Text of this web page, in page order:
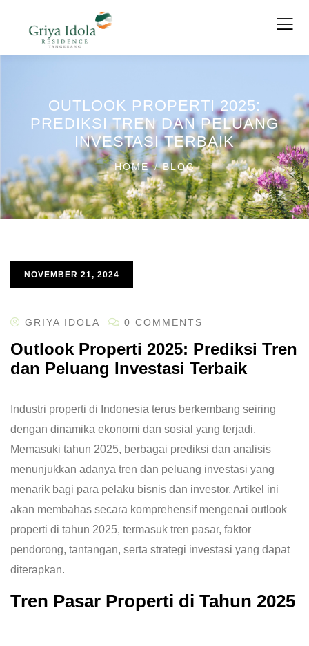
OUTLOOK PROPERTI 2025:
PREDIKSI TREN DAN PELUANG
INVESTASI TERBAIK
HOME BLOG
NOVEMBER 21, 2024
GRIYA IDOLA 0 COMMENTS
Outlook Properti 2025: Prediksi Tren
dan Peluang Investasi Terbaik
Industri properti di Indonesia terus berkembang seiring
dengan dinamika ekonomi dan sosial yang terjadi.
Memasuki tahun 2025, berbagai prediksi dan analisis
menunjukkan adanya tren dan peluang investasi yang
menarik bagi para pelaku bisnis dan investor. Artikel ini
akan membahas secara komprehensif mengenai outlook
properti di tahun 2025, termasuk tren pasar, faktor
pendorong, tantangan, serta strategi investasi yang dapat
diterapkan.
Tren Pasar Properti di Tahun 2025